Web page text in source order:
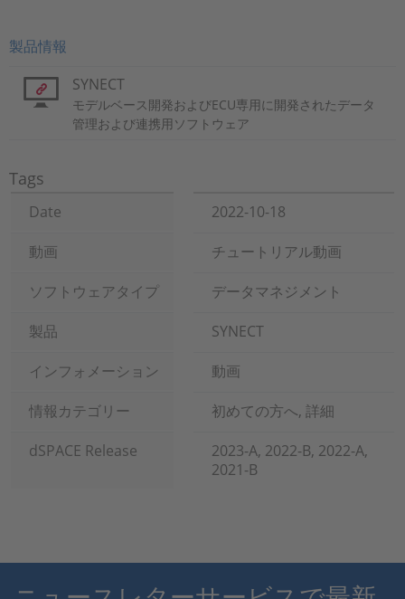
製品情報
SYNECT
モデルベース開発およびECU専用に開発されたデータ
管理および連携用ソフトウェア
Tags
Date
2022-10-18
動画
チュートリアル動画
ソフトウェアタイプ
データマネジメント
製品
SYNECT
インフォメーション
動画
情報カテゴリー
初めての方へ, 詳細
dSPACE Release
2023-A, 2022-B, 2022-A,
2021-B